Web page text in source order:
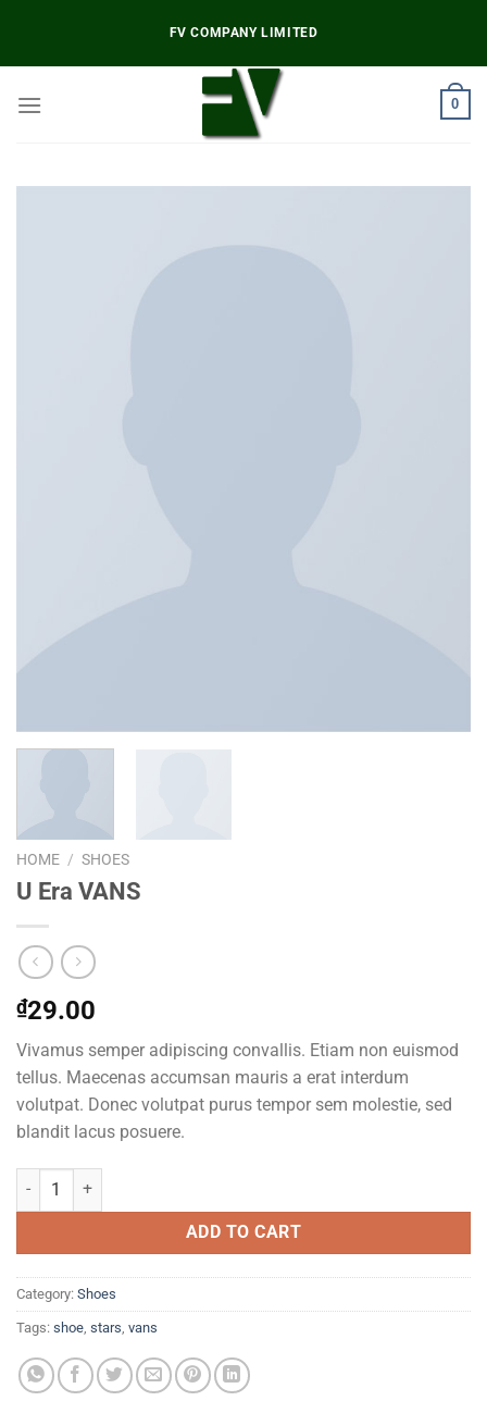
nội
dung
FV COMPANY LIMITED
0
HOME / SHOES
U Era VANS
₫29.00
Vivamus semper adipiscing convallis. Etiam non euismod
tellus. Maecenas accumsan mauris a erat interdum
volutpat. Donec volutpat purus tempor sem molestie, sed
blandit lacus posuere.
U Era VANS quantity
ADD TO CART
Category: Shoes
Tags: shoe stars vans